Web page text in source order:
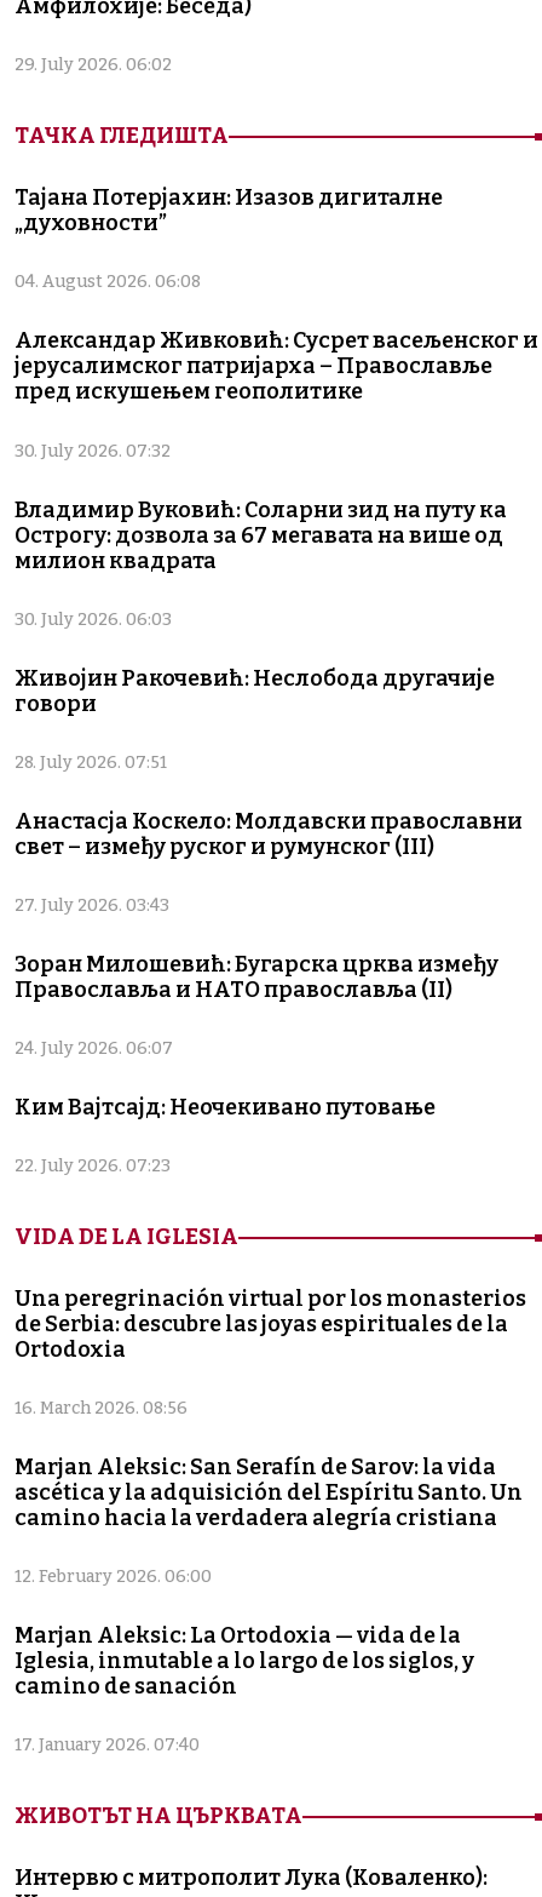
Амфилохије: Беседа)
29. July 2026. 06:02
ТАЧКА ГЛЕДИШТА
Тајана Потерјахин: Изазов дигиталне
„духовности”
04. August 2026. 06:08
Александар Живковић: Сусрет васељенског и
јерусалимског патријарха – Православље
пред искушењем геополитике
30. July 2026. 07:32
Владимир Вуковић: Соларни зид на путу ка
Острогу: дозвола за 67 мегавата на више од
милион квадрата
30. July 2026. 06:03
Живојин Ракочевић: Неслобода другачије
говори
28. July 2026. 07:51
Анастасја Коскело: Молдавски православни
свет – између руског и румунског (III)
27. July 2026. 03:43
Зоран Милошевић: Бугарска црква између
Православља и НАТО православља (II)
24. July 2026. 06:07
Ким Вајтсајд: Неочекивано путовање
22. July 2026. 07:23
VIDA DE LA IGLESIA
Una peregrinación virtual por los monasterios
de Serbia: descubre las joyas espirituales de la
Ortodoxia
16. March 2026. 08:56
Marjan Aleksic: San Serafín de Sarov: la vida
ascética y la adquisición del Espíritu Santo. Un
camino hacia la verdadera alegría cristiana
12. February 2026. 06:00
Marjan Aleksic: La Ortodoxia — vida de la
Iglesia, inmutable a lo largo de los siglos, y
camino de sanación
17. January 2026. 07:40
ЖИВОТЪТ НА ЦЪРКВАТА
Интервю с митрополит Лука (Коваленко):